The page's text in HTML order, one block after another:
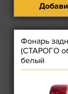
Фонарь
(СТАРОГО
белый